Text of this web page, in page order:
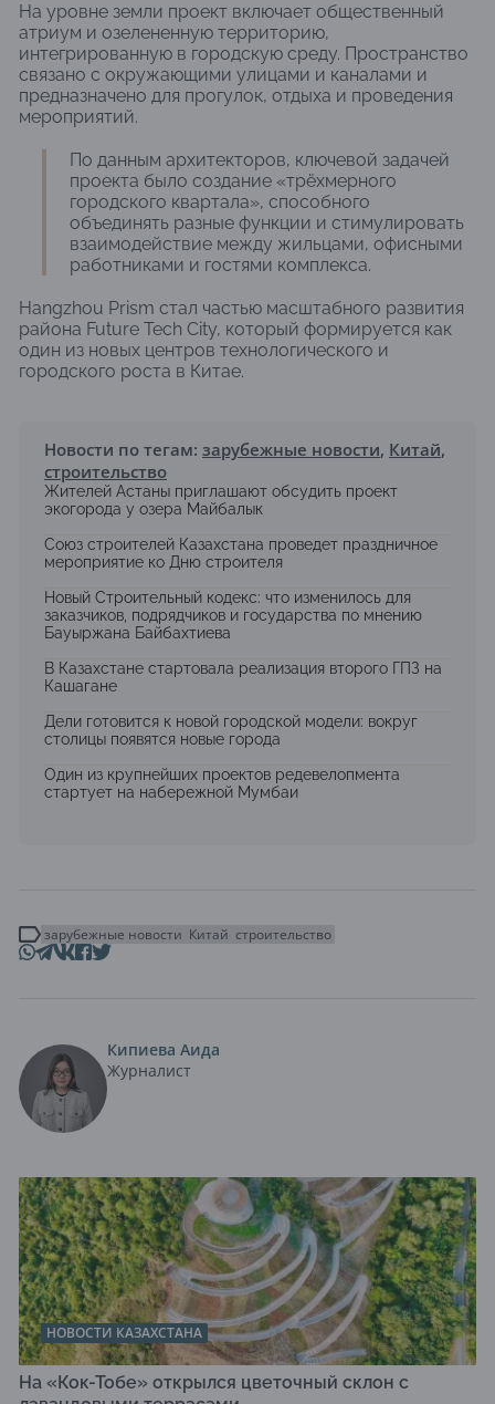
На уровне земли проект включает общественный
атриум и озелененную территорию,
интегрированную в городскую среду. Пространство
связано с окружающими улицами и каналами и
предназначено для прогулок, отдыха и проведения
мероприятий.
По данным архитекторов, ключевой задачей
проекта было создание «трёхмерного
городского квартала», способного
объединять разные функции и стимулировать
взаимодействие между жильцами, офисными
работниками и гостями комплекса.
Hangzhou Prism стал частью масштабного развития
района Future Tech City, который формируется как
один из новых центров технологического и
городского роста в Китае.
Новости по тегам: зарубежные новости, Китай,
строительство
Жителей Астаны приглашают обсудить проект
экогорода у озера Майбалык
Союз строителей Казахстана проведет праздничное
мероприятие ко Дню строителя
Новый Строительный кодекс: что изменилось для
заказчиков, подрядчиков и государства по мнению
Бауыржана Байбахтиева
В Казахстане стартовала реализация второго ГПЗ на
Кашагане
Дели готовится к новой городской модели: вокруг
столицы появятся новые города
Один из крупнейших проектов редевелопмента
стартует на набережной Мумбаи
зарубежные новости Китай строительство
Кипиева Аида
Журналист
НОВОСТИ КАЗАХСТАНА
На «Кок-Тобе» открылся цветочный склон с